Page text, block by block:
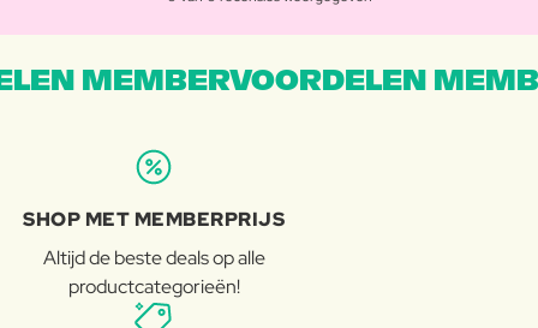
MEMBERVOORDELEN
SHOP MET MEMBERPRIJS
Altijd de beste deals op alle
productcategorieën!